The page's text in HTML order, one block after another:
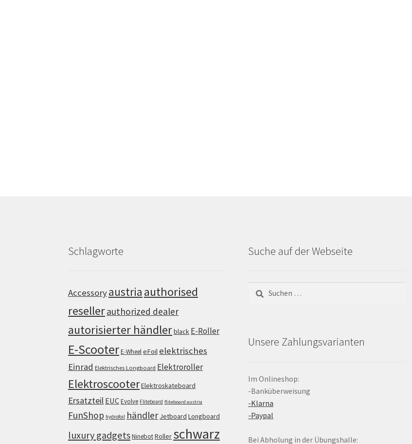
Schlagworte
Accessoryaustria authorised
resellerauthorized dealer
autorisierter händlerblack E-Roller
E-ScooterE-WheeleFoil elektrisches
Einrad Elektrisches Longboard Elektroroller
ElektroscooterElektroskateboard
Ersatzteil EUCEvolve Fliteboard fliteboard austria
FunShop hydrofoil händler Jetboard Longboard
luxury gadgetsNinebotRoller schwarz
Suche auf der Webseite
nach:
Unsere Zahlungsvarianten
Im Onlineshop:
-Banküberweisung
-Klarna
-Paypal
Bei Abholung in der Übungshalle: